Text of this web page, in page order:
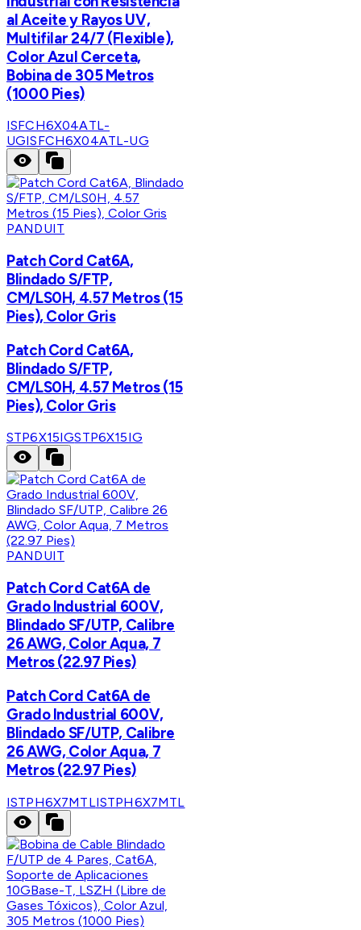
al Aceite y Rayos UV,
Multifilar 24/7 (Flexible),
Color Azul Cerceta,
Bobina de 305 Metros
(1000 Pies)
ISFCH6X04ATL-
UGISFCH6X04ATL-UG
PANDUIT
Patch Cord Cat6A,
Blindado S/FTP,
CM/LS0H, 4.57 Metros (15
Pies), Color Gris
Patch Cord Cat6A,
Blindado S/FTP,
CM/LS0H, 4.57 Metros (15
Pies), Color Gris
STP6X15IGSTP6X15IG
PANDUIT
Patch Cord Cat6A de
Grado Industrial 600V,
Blindado SF/UTP, Calibre
26 AWG, Color Aqua, 7
Metros (22.97 Pies)
Patch Cord Cat6A de
Grado Industrial 600V,
Blindado SF/UTP, Calibre
26 AWG, Color Aqua, 7
Metros (22.97 Pies)
ISTPH6X7MTLISTPH6X7MTL